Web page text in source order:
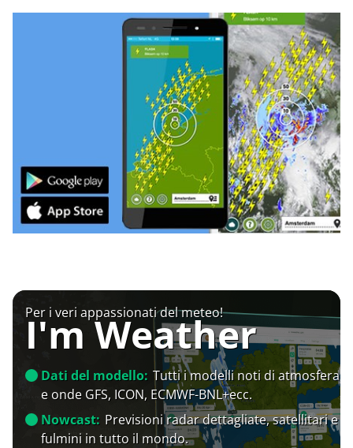
Per i veri appassionati del meteo!
I'm Weather
Dati del modello: Tutti i modelli noti di atmosfera
e onde GFS, ICON, ECMWF-BNL+ecc.
Nowcast: Previsioni radar dettagliate, satellitari e
fulmini in tutto il mondo.